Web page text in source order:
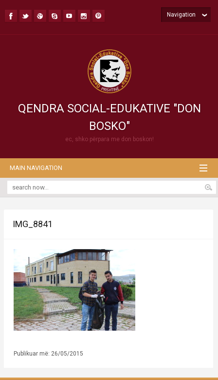
QENDRA SOCIAL-EDUKATIVE "DON
BOSKO"
ec, shko përpara me don boskon!
Navigation
MAIN NAVIGATION
IMG_8841
Publikuar më: 26/05/2015